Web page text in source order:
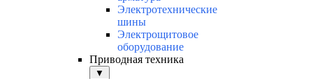
Электротехнические
шины
Электрощитовое
оборудование
Приводная техника
▼